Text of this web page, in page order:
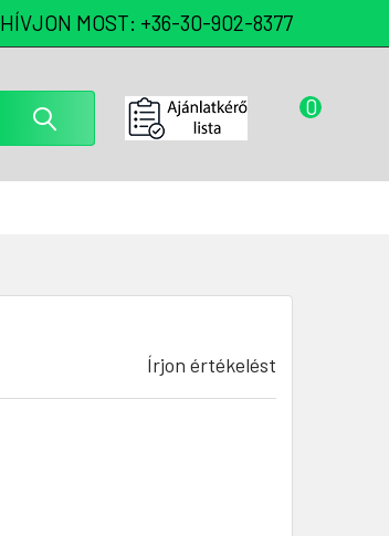
HÍVJON MOST: +36-30-902-8377
0
Írjon értékelést